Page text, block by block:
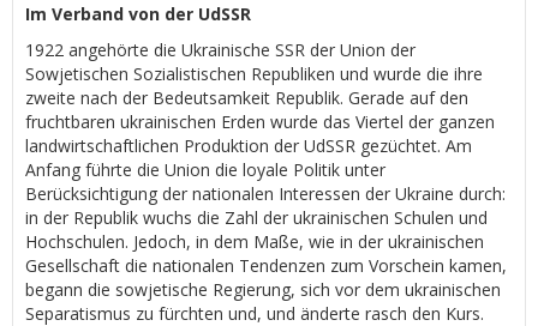
Im Verband von der UdSSR
1922 angehörte die Ukrainische SSR der Union der
Sowjetischen Sozialistischen Republiken und wurde die ihre
zweite nach der Bedeutsamkeit Republik. Gerade auf den
fruchtbaren ukrainischen Erden wurde das Viertel der ganzen
landwirtschaftlichen Produktion der UdSSR gezüchtet. Am
Anfang führte die Union die loyale Politik unter
Berücksichtigung der nationalen Interessen der Ukraine durch:
in der Republik wuchs die Zahl der ukrainischen Schulen und
Hochschulen. Jedoch, in dem Maße, wie in der ukrainischen
Gesellschaft die nationalen Tendenzen zum Vorschein kamen,
begann die sowjetische Regierung, sich vor dem ukrainischen
Separatismus zu fürchten und, und änderte rasch den Kurs.